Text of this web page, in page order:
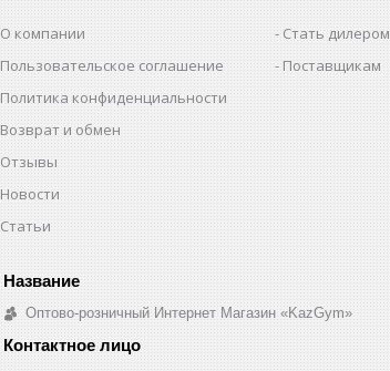
О компании
Пользовательское соглашение
Политика конфиденциальности
Возврат и обмен
Отзывы
Новости
Статьи
Стать дилером
Поставщикам
Оптово-розничный Интернет Магазин «KazGym»